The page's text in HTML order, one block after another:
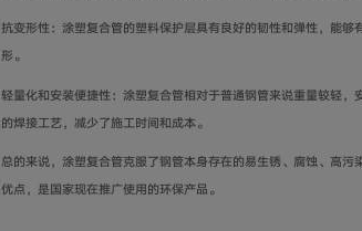
抗变形性：涂塑复合管的塑料保护层具有良好的韧性和弹性，能
形。
轻量化和安装便捷性：涂塑复合管相对于普通钢管来说重量较轻
的焊接工艺，减少了施工时间和成本。
总的来说，涂塑复合管克服了钢管本身存在的易生锈、腐蚀、高
优点，是国家现在推广使用的环保产品。